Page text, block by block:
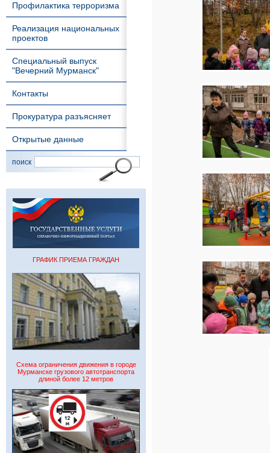
Профилактика терроризма
Реализация национальных
проектов
Специальный выпуск
"Вечерний Мурманск"
Контакты
Прокуратура разъясняет
Открытые данные
поиск
ГРАФИК ПРИЕМА ГРАЖДАН
Схема ограничения движения в городе
Мурманске грузового автотранспорта
длиной более 12 метров